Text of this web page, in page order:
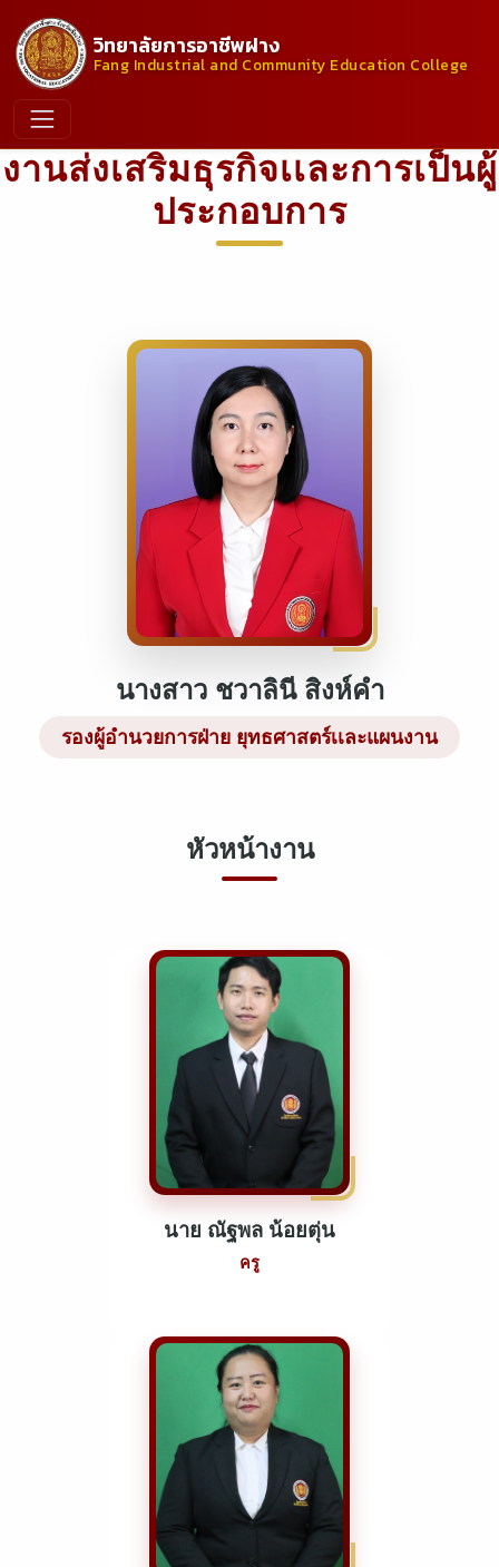
วิทยาลัยการอาชีพฝาง
Fang Industrial and Community Education College
งานส่งเสริมธุรกิจเเละการเป็นผู้
ประกอบการ
นางสาว ชวาลินี สิงห์คำ
รองผู้อำนวยการฝ่าย ยุทธศาสตร์เเละแผนงาน
หัวหน้างาน
นาย ณัฐพล น้อยตุ่น
ครู